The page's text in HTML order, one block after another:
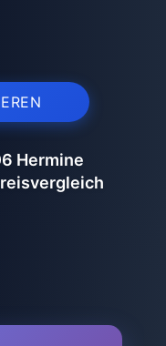
Hermine